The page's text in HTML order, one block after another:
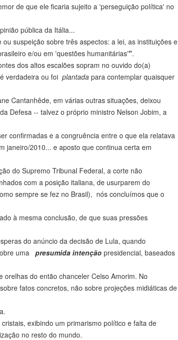
de que ele ficaria sujeito a 'perseguição política' no
pública da Itália...
suspeição sobre três aspectos: a lei, as instituições e
e/ou em 'questões humanitárias'".
dos altos escalões sopram no ouvido do(a)
verdadeira ou foi plantada para contemplar quaisquer
Cantanhêde, em várias outras situações, deixou
Defesa -- talvez o próprio ministro Nelson Jobim, a
confirmadas e a congruência entre o que ela relatava
janeiro/2010... e aposto que continua certa em
do Supremo Tribunal Federal, a corte não
com a posição italiana, de usurparem do
sempre se fez no Brasil), nós concluímos que o
à mesma conclusão, de que suas pressões
do anúncio da decisão de Lula, quando
uma presumida intenção presidencial, baseados
do então chanceler Celso Amorim. No
fatos concretos, não sobre projeções midiáticas de
exibindo um primarismo político e falta de
no resto do mundo.